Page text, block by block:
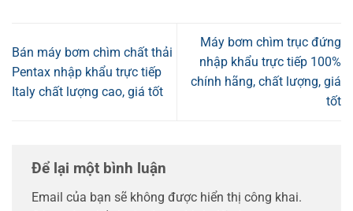
Bán máy bơm chìm chất thải
Pentax nhập khẩu trực tiếp
Italy chất lượng cao, giá tốt
Máy bơm chìm trục đứng
nhập khẩu trực tiếp 100%
chính hãng, chất lượng, giá
tốt
Để lại một bình luận
Email của bạn sẽ không được hiển thị công khai.